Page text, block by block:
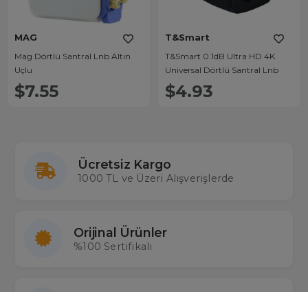
MAG
Mag Dörtlü Santral Lnb Altın
Uçlu
$7.55
T&Smart
T&Smart 0.1dB Ultra HD 4K
Universal Dörtlü Santral Lnb
$4.93
Ücretsiz Kargo
1000 TL ve Üzeri Alışverişlerde
Orijinal Ürünler
%100 Sertifikalı